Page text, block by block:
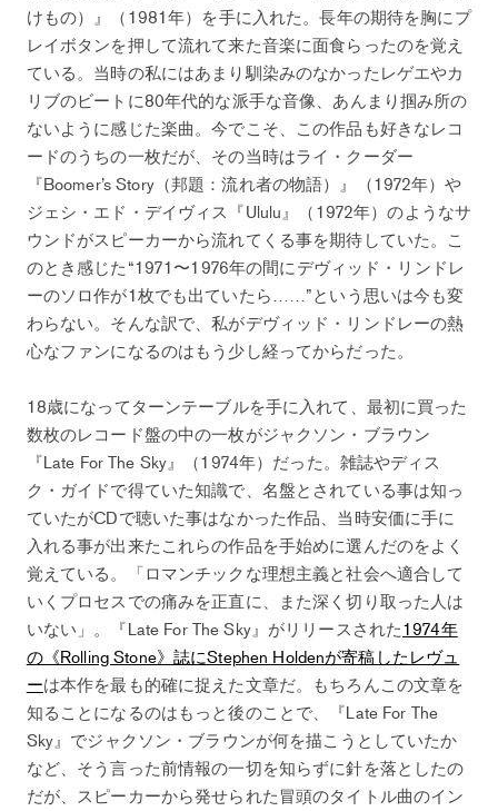
けもの）』（1981年）を手に入れた。長年の期待を胸にプ
レイボタンを押して流れて来た音楽に面食らったのを覚え
ている。当時の私にはあまり馴染みのなかったレゲエやカ
リブのビートに80年代的な派手な音像、あんまり掴み所の
ないように感じた楽曲。今でこそ、この作品も好きなレコ
ードのうちの一枚だが、その当時はライ・クーダー
『Boomer’s Story（邦題：流れ者の物語）』（1972年）や
ジェシ・エド・デイヴィス『Ululu』（1972年）のようなサ
ウンドがスピーカーから流れてくる事を期待していた。こ
のとき感じた“1971〜1976年の間にデヴィッド・リンドレ
ーのソロ作が1枚でも出ていたら……”という思いは今も変
わらない。そんな訳で、私がデヴィッド・リンドレーの熱
心なファンになるのはもう少し経ってからだった。
18歳になってターンテーブルを手に入れて、最初に買った
数枚のレコード盤の中の一枚がジャクソン・ブラウン
『Late For The Sky』（1974年）だった。雑誌やディス
ク・ガイドで得ていた知識で、名盤とされている事は知っ
ていたがCDで聴いた事はなかった作品、当時安価に手に
入れる事が出来たこれらの作品を手始めに選んだのをよく
覚えている。「ロマンチックな理想主義と社会へ適合して
いくプロセスでの痛みを正直に、また深く切り取った人は
いない」。『Late For The Sky』がリリースされた1974年
の《Rolling Stone》誌にStephen Holdenが寄稿したレヴュ
ーは本作を最も的確に捉えた文章だ。もちろんこの文章を
知ることになるのはもっと後のことで、『Late For The
Sky』でジャクソン・ブラウンが何を描こうとしていたか
など、そう言った前情報の一切を知らずに針を落としたの
だが、スピーカーから発せられた冒頭のタイトル曲のイン